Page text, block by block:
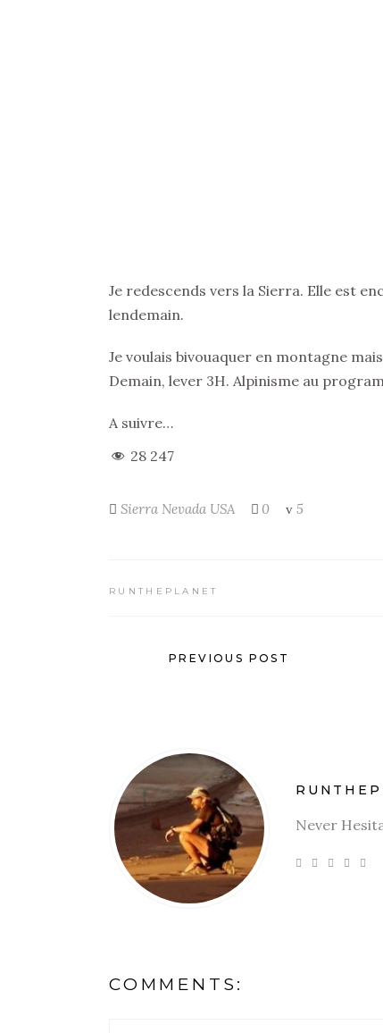
Je redescends vers la Sierra. Elle est
lendemain.
Je voulais bivouaquer en montagne
Demain, lever 3H. Alpinisme au
A suivre…
28 247
Sierra Nevada USA 0 5
RUNTHEPLANET
PREVIOUS POST
Never
COMMENTS: